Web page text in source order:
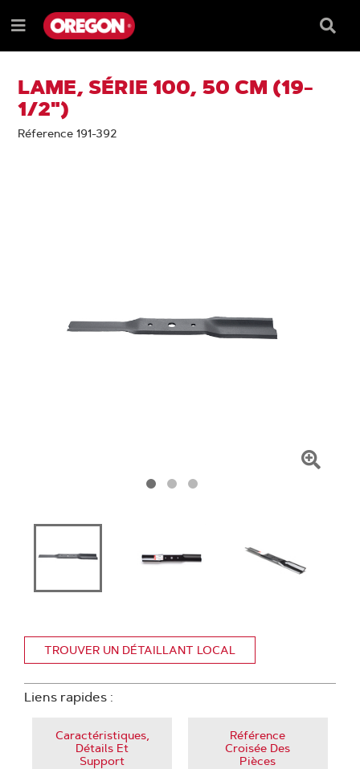
PASSER
AU
CONTENU
PASSER
AU
DE
Menu
Barre
de
LAME, SÉRIE 100, 50 CM (19-
1/2")
Réference 191-392
TROUVER UN DÉTAILLANT LOCAL
Liens rapides :
Caractéristiques,
Détails Et
Support
Référence
Croisée Des
Pièces